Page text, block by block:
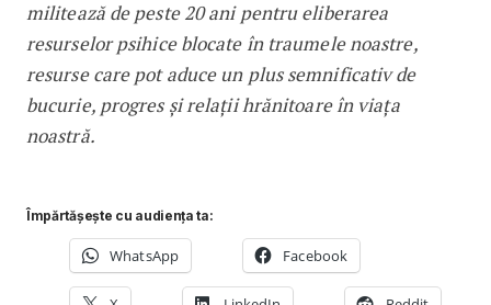
militează de peste 20 ani pentru eliberarea
resurselor psihice blocate în traumele noastre,
resurse care pot aduce un plus semnificativ de
bucurie, progres și relații hrănitoare în viața
noastră.
Împărtășește cu audiența ta:
WhatsApp Facebook